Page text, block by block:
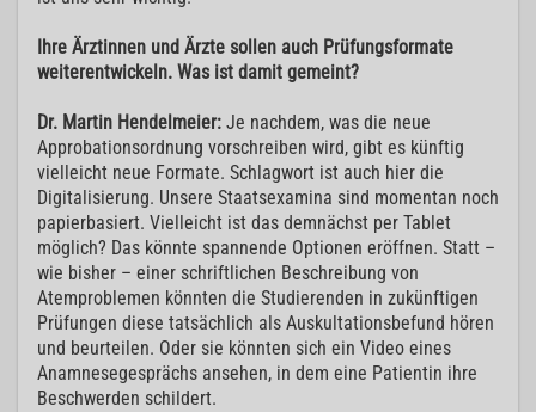
Ihre Ärztinnen und Ärzte sollen auch Prüfungsformate
weiterentwickeln. Was ist damit gemeint?
Dr. Martin Hendelmeier: Je nachdem, was die neue
Approbationsordnung vorschreiben wird, gibt es künftig
vielleicht neue Formate. Schlagwort ist auch hier die
Digitalisierung. Unsere Staatsexamina sind momentan noch
papierbasiert. Vielleicht ist das demnächst per Tablet
möglich? Das könnte spannende Optionen eröffnen. Statt –
wie bisher – einer schriftlichen Beschreibung von
Atemproblemen könnten die Studierenden in zukünftigen
Prüfungen diese tatsächlich als Auskultationsbefund hören
und beurteilen. Oder sie könnten sich ein Video eines
Anamnesegesprächs ansehen, in dem eine Patientin ihre
Beschwerden schildert.